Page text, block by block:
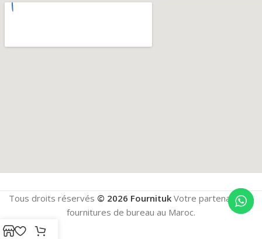
Tous droits réservés © 2026 Fournituk Votre partenaire en
fournitures de bureau au Maroc.